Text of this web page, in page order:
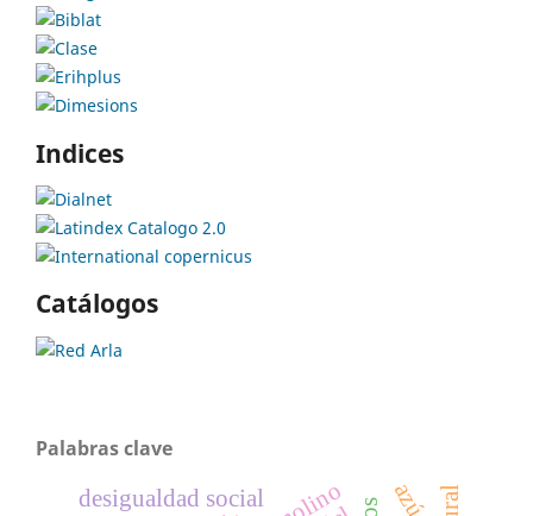
Indices
Catálogos
Palabras clave
desigualdad social